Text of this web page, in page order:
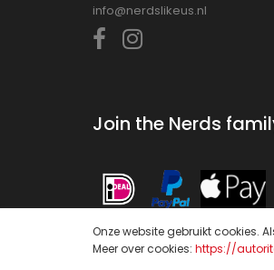
info@nerdslikeus.nl
Join the Nerds
Onze website gebruikt cookies.
Meer over cookies: https://